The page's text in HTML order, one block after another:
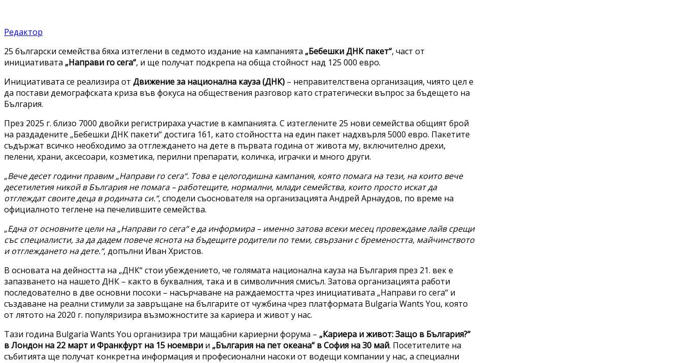
Редактор
25 български семейства бяха изтеглени в седмото издание на кампанията „Бебешки ДНК пакет“, част от
инициативата „Направи го сега“, и ще получат подкрепа на обща стойност над 125 000 евро.
Инициативата се реализира от Движение за национална кауза (ДНК) – неправителствена организация, чиято цел е
да постави демографската криза във фокуса на обществения разговор като стратегически въпрос за бъдещето на
България.
През 2025 г. близо 7000 двойки регистрираха участие в кампанията. С изтеглените 25 нови семейства общият брой
на раздадените „Бебешки ДНК пакети“ достига 161, като стойността на един пакет надхвърля 5000 евро. Пакетите
съдържат всичко необходимо за отглеждането на дете в първата година от живота му, включително дрехи,
пелени, храни, аксесоари, козметика, перилни препарати, количка, играчки и много други.
„Вече десет години правим „Направи го сега“. Това е целогодишна кампания, която помага на тези, на които вече
десетилетия никой в България не помага – работещите, нормални, млади семейства, които просто искат да
отглеждат своите деца в родината си.“, сподели съоснователя на организацията Андрей Арнаудов, по време на
официалното теглене на печелившите семейства.
„Една от основните цели на „Направи го сега“ е да информира – именно затова всеки месец провеждаме лайв срещи
със специалисти, за да дадем повече яснота на бъдещите родители по теми, свързани с бремеността, майчинството
и отглеждането на дете.“, допълни Иван Христов.
В основата на дейността на „ДНК“ стои убеждението, че голямата национална кауза на България през 21. век е
запазването на нашето ДНК – както в буквалния, така и в символичния смисъл. Затова организацията работи
последователно в две основни посоки – насърчаване на раждаемостта чрез инициативата „Направи го сега“ и
създаване на реални стимули за завръщане на българите от чужбина чрез платформата Bulgaria Wants You, която
от лятото на 2020 г. популяризира възможностите за кариера и живот у нас.
Тази година Bulgaria Wants You организира три мащабни кариерни форума – „Кариера и живот: Защо в България?“
в Лондон на 22 март и Франкфурт на 15 ноември и „България на пет океана“ в София на 30 май. Посетителите на
събитията ще получат конкретна информация и професионални насоки от водещи компании у нас, а специални